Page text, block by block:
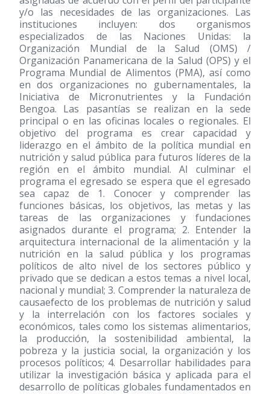
y/o las necesidades de las organizaciones. Las
instituciones incluyen: dos organismos
especializados de las Naciones Unidas: la
Organización Mundial de la Salud (OMS) /
Organización Panamericana de la Salud (OPS) y el
Programa Mundial de Alimentos (PMA), así como
en dos organizaciones no gubernamentales, la
Iniciativa de Micronutrientes y la Fundación
Bengoa. Las pasantías se realizan en la sede
principal o en las oficinas locales o regionales. El
objetivo del programa es crear capacidad y
liderazgo en el ámbito de la política mundial en
nutrición y salud pública para futuros líderes de la
región en el ámbito mundial. Al culminar el
programa el egresado se espera que el egresado
sea capaz de 1. Conocer y comprender las
funciones básicas, los objetivos, las metas y las
tareas de las organizaciones y fundaciones
asignados durante el programa; 2. Entender la
arquitectura internacional de la alimentación y la
nutrición en la salud pública y los programas
políticos de alto nivel de los sectores público y
privado que se dedican a estos temas a nivel local,
nacional y mundial; 3. Comprender la naturaleza de
causaefecto de los problemas de nutrición y salud
y la interrelación con los factores sociales y
económicos, tales como los sistemas alimentarios,
la producción, la sostenibilidad ambiental, la
pobreza y la justicia social, la organización y los
procesos políticos; 4. Desarrollar habilidades para
utilizar la investigación básica y aplicada para el
desarrollo de políticas globales fundamentados en